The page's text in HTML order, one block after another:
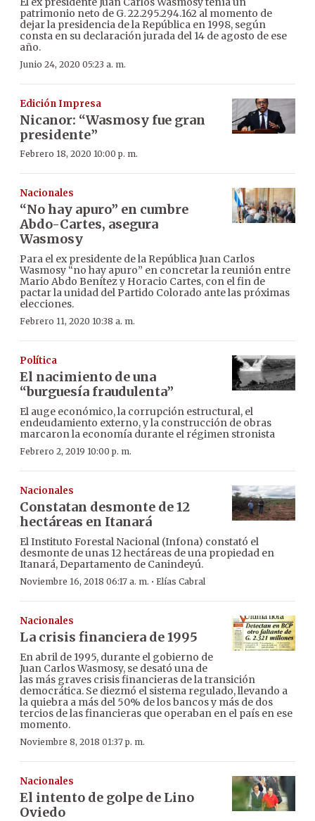
patrimonio neto de G. 22.295.294.162 al momento de
dejar la presidencia de la República en 1998, según
consta en su declaración jurada del 14 de agosto de ese
año.
Junio 24, 2020 05:23 a. m.
Edición Impresa
Nicanor: “Wasmosy fue gran
presidente”
Febrero 18, 2020 10:00 p. m.
Nacionales
“No hay apuro” en cumbre
Abdo-Cartes, asegura
Wasmosy
Para el ex presidente de la República Juan Carlos
Wasmosy “no hay apuro” en concretar la reunión entre
Mario Abdo Benítez y Horacio Cartes, con el fin de
pactar la unidad del Partido Colorado ante las próximas
elecciones.
Febrero 11, 2020 10:38 a. m.
Política
El nacimiento de una
“burguesía fraudulenta”
El auge económico, la corrupción estructural, el
endeudamiento externo, y la construcción de obras
marcaron la economía durante el régimen stronista
Febrero 2, 2019 10:00 p. m.
Nacionales
Constatan desmonte de 12
hectáreas en Itanará
El Instituto Forestal Nacional (Infona) constató el
desmonte de unas 12 hectáreas de una propiedad en
Itanará, Departamento de Canindeyú.
Noviembre 16, 2018 06:17 a. m. · Elías Cabral
Nacionales
La crisis financiera de 1995
En abril de 1995, durante el gobierno de
Juan Carlos Wasmosy, se desató una de
las más graves crisis financieras de la transición
democrática. Se diezmó el sistema regulado, llevando a
la quiebra a más del 50% de los bancos y más de dos
tercios de las financieras que operaban en el país en ese
momento.
Noviembre 8, 2018 01:37 p. m.
Nacionales
El intento de golpe de Lino
Oviedo